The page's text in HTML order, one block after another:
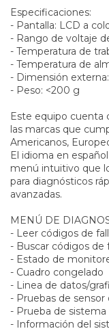
Especificaciones:
- Pantalla: LCD a
- Rango de voltaje
- Temperatura de
- Temperatura de
- Dimensión
- Peso: <200 g
Este equipo cuenta
las marcas que
Americanos,
El idioma en
menú intuitivo que
para diagnósticos
avanzadas.
MENÚ DE
- Leer códigos de
- Buscar códigos de
- Estado de
- Cuadro congelado
- Linea de datos/
- Pruebas de sensor
- Prueba de sistema
- Información del